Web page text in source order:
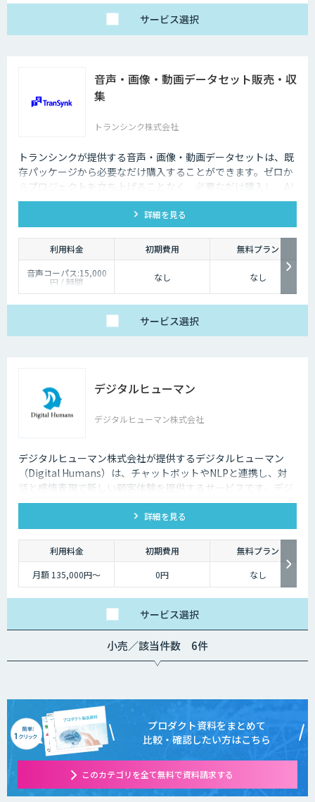
サービス選択
音声・画像・動画データセット販売・収
集
トランシンク株式会社
トランシンクが提供する音声・画像・動画データセットは、既
存パッケージから必要なだけ購入することができます。ゼロか
らプロジェクトを立ち上げることなく、必要なだけ購入し、AI
モデルの開発ができます。
詳細を見る
利用料金 初期費用
無料プラン
音声コーパス:15,000
円 / 時間
人物写真画像収集:300
なし なし
サービス選択
デジタルヒューマン
デジタルヒューマン株式会社
デジタルヒューマン株式会社が提供するデジタルヒューマン
（Digital Humans）は、チャットボットやNLPと連携し、対
話と感情表現で新しい顧客体験を提供するサービスです。デジ
タル従業員として、直感的で、インパクトがあり、競争力があ
るサービス創造と顧客体験が提供できます。
詳細を見る
利用料金 初期費用
無料プラン
月額 135,000円〜
0円 なし
サービス選択
小売／該当件数 6件
プロダクト資料をまとめて
比較・確認したい方はこちら
このカテゴリを全て無料で資料請求する